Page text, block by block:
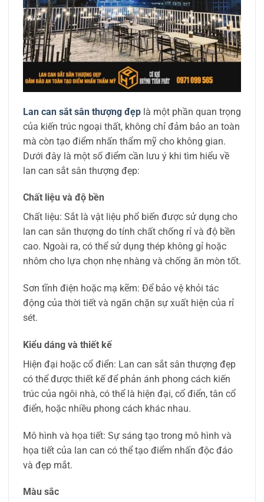
Lan can sắt sân thượng đẹp là một phần quan trọng
của kiến trúc ngoại thất, không chỉ đảm bảo an toàn
mà còn tạo điểm nhấn thẩm mỹ cho không gian.
Dưới đây là một số điểm cần lưu ý khi tìm hiểu về
lan can sắt sân thượng đẹp:
Chất liệu và độ bền
Chất liệu: Sắt là vật liệu phổ biến được sử dụng cho
lan can sân thượng do tính chất chống rỉ và độ bền
cao. Ngoài ra, có thể sử dụng thép không gỉ hoặc
nhôm cho lựa chọn nhẹ nhàng và chống ăn mòn tốt.
Sơn tĩnh điện hoặc mạ kẽm: Để bảo vệ khỏi tác
động của thời tiết và ngăn chặn sự xuất hiện của rỉ
sét.
Kiểu dáng và thiết kế
Hiện đại hoặc cổ điển: Lan can sắt sân thượng đẹp
có thể được thiết kế để phản ánh phong cách kiến
trúc của ngôi nhà, có thể là hiện đại, cổ điển, tân cổ
điển, hoặc nhiều phong cách khác nhau.
Mô hình và họa tiết: Sự sáng tạo trong mô hình và
họa tiết của lan can có thể tạo điểm nhấn độc đáo
và đẹp mắt.
Màu sắc